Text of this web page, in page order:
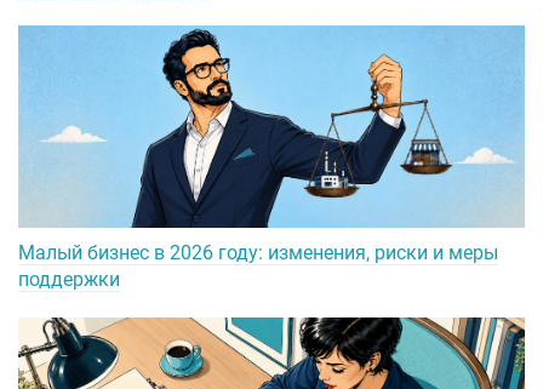
Малый бизнес в 2026 году: изменения, риски и меры
поддержки